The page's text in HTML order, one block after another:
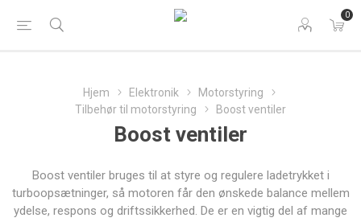
0
Hjem Elektronik
Motorstyring
Tilbehør til motorstyring
Boost ventiler
Boost ventiler
Boost ventiler bruges til at styre og regulere ladetrykket i
turboopsætninger, så motoren får den ønskede balance mellem
ydelse, respons og driftssikkerhed. De er en vigtig del af mange